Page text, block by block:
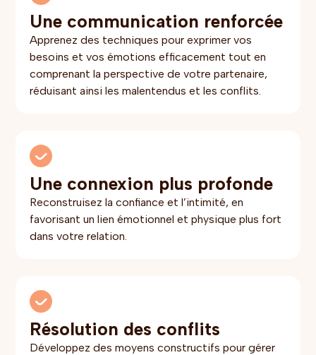
Une communication renforcée
Apprenez des techniques pour exprimer vos
besoins et vos émotions efficacement tout en
comprenant la perspective de votre partenaire,
réduisant ainsi les malentendus et les conflits.
Une connexion plus profonde
Reconstruisez la confiance et l’intimité, en
favorisant un lien émotionnel et physique plus fort
dans votre relation.
Résolution des conflits
Développez des moyens constructifs pour gérer